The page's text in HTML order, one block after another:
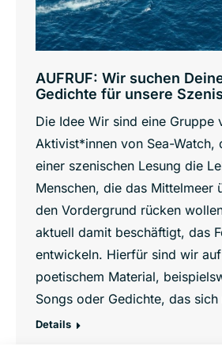
AUFRUF: Wir suchen
Gedichte für unsere
Die Idee Wir sind eine Gruppe
Aktivist*innen von Sea-Watch,
einer szenischen Lesung die
Menschen, die das Mittelmeer
den Vordergrund rücken
aktuell damit beschäftigt, das
entwickeln. Hierfür sind wir
poetischem Material,
Songs oder Gedichte, das
Details